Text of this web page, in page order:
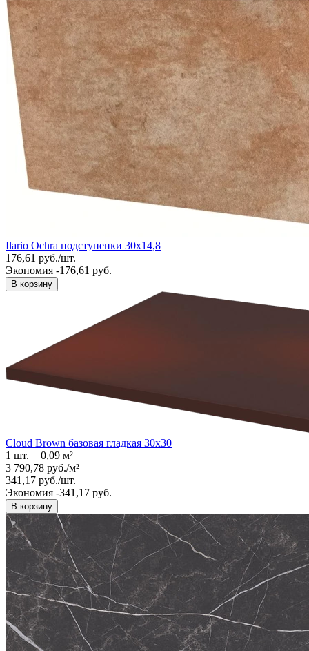
Ilario Ochra подступенки 30х14,8
176,61 руб./шт.
Экономия -176,61 руб.
В корзину
Cloud Brown базовая гладкая 30x30
1 шт. = 0,09 м²
3 790,78 руб./м²
341,17 руб./шт.
Экономия -341,17 руб.
В корзину